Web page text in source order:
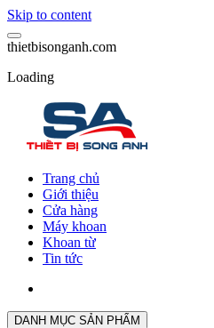
Skip to content
thietbisonganh.com
Loading
Trang chủ
Giới thiệu
Cửa hàng
Máy khoan
Khoan từ
Tin tức
DANH MỤC SẢN PHẨM